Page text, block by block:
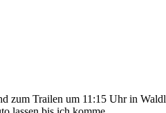
Trailen um 11:15 Uhr in